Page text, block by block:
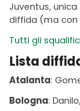
Juventus,
diffida (ma con
Tutti gli
Lista
Atalanta:
Bologna: